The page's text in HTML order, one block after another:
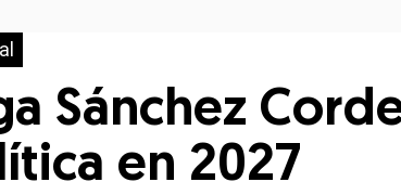
Sánchez
en 2027